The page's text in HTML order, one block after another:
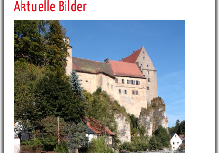
Aktuelle Bilder